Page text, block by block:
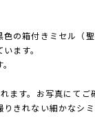
の箱付きミセル（聖
ます。
す。お写真にてご
きれない細かなシ